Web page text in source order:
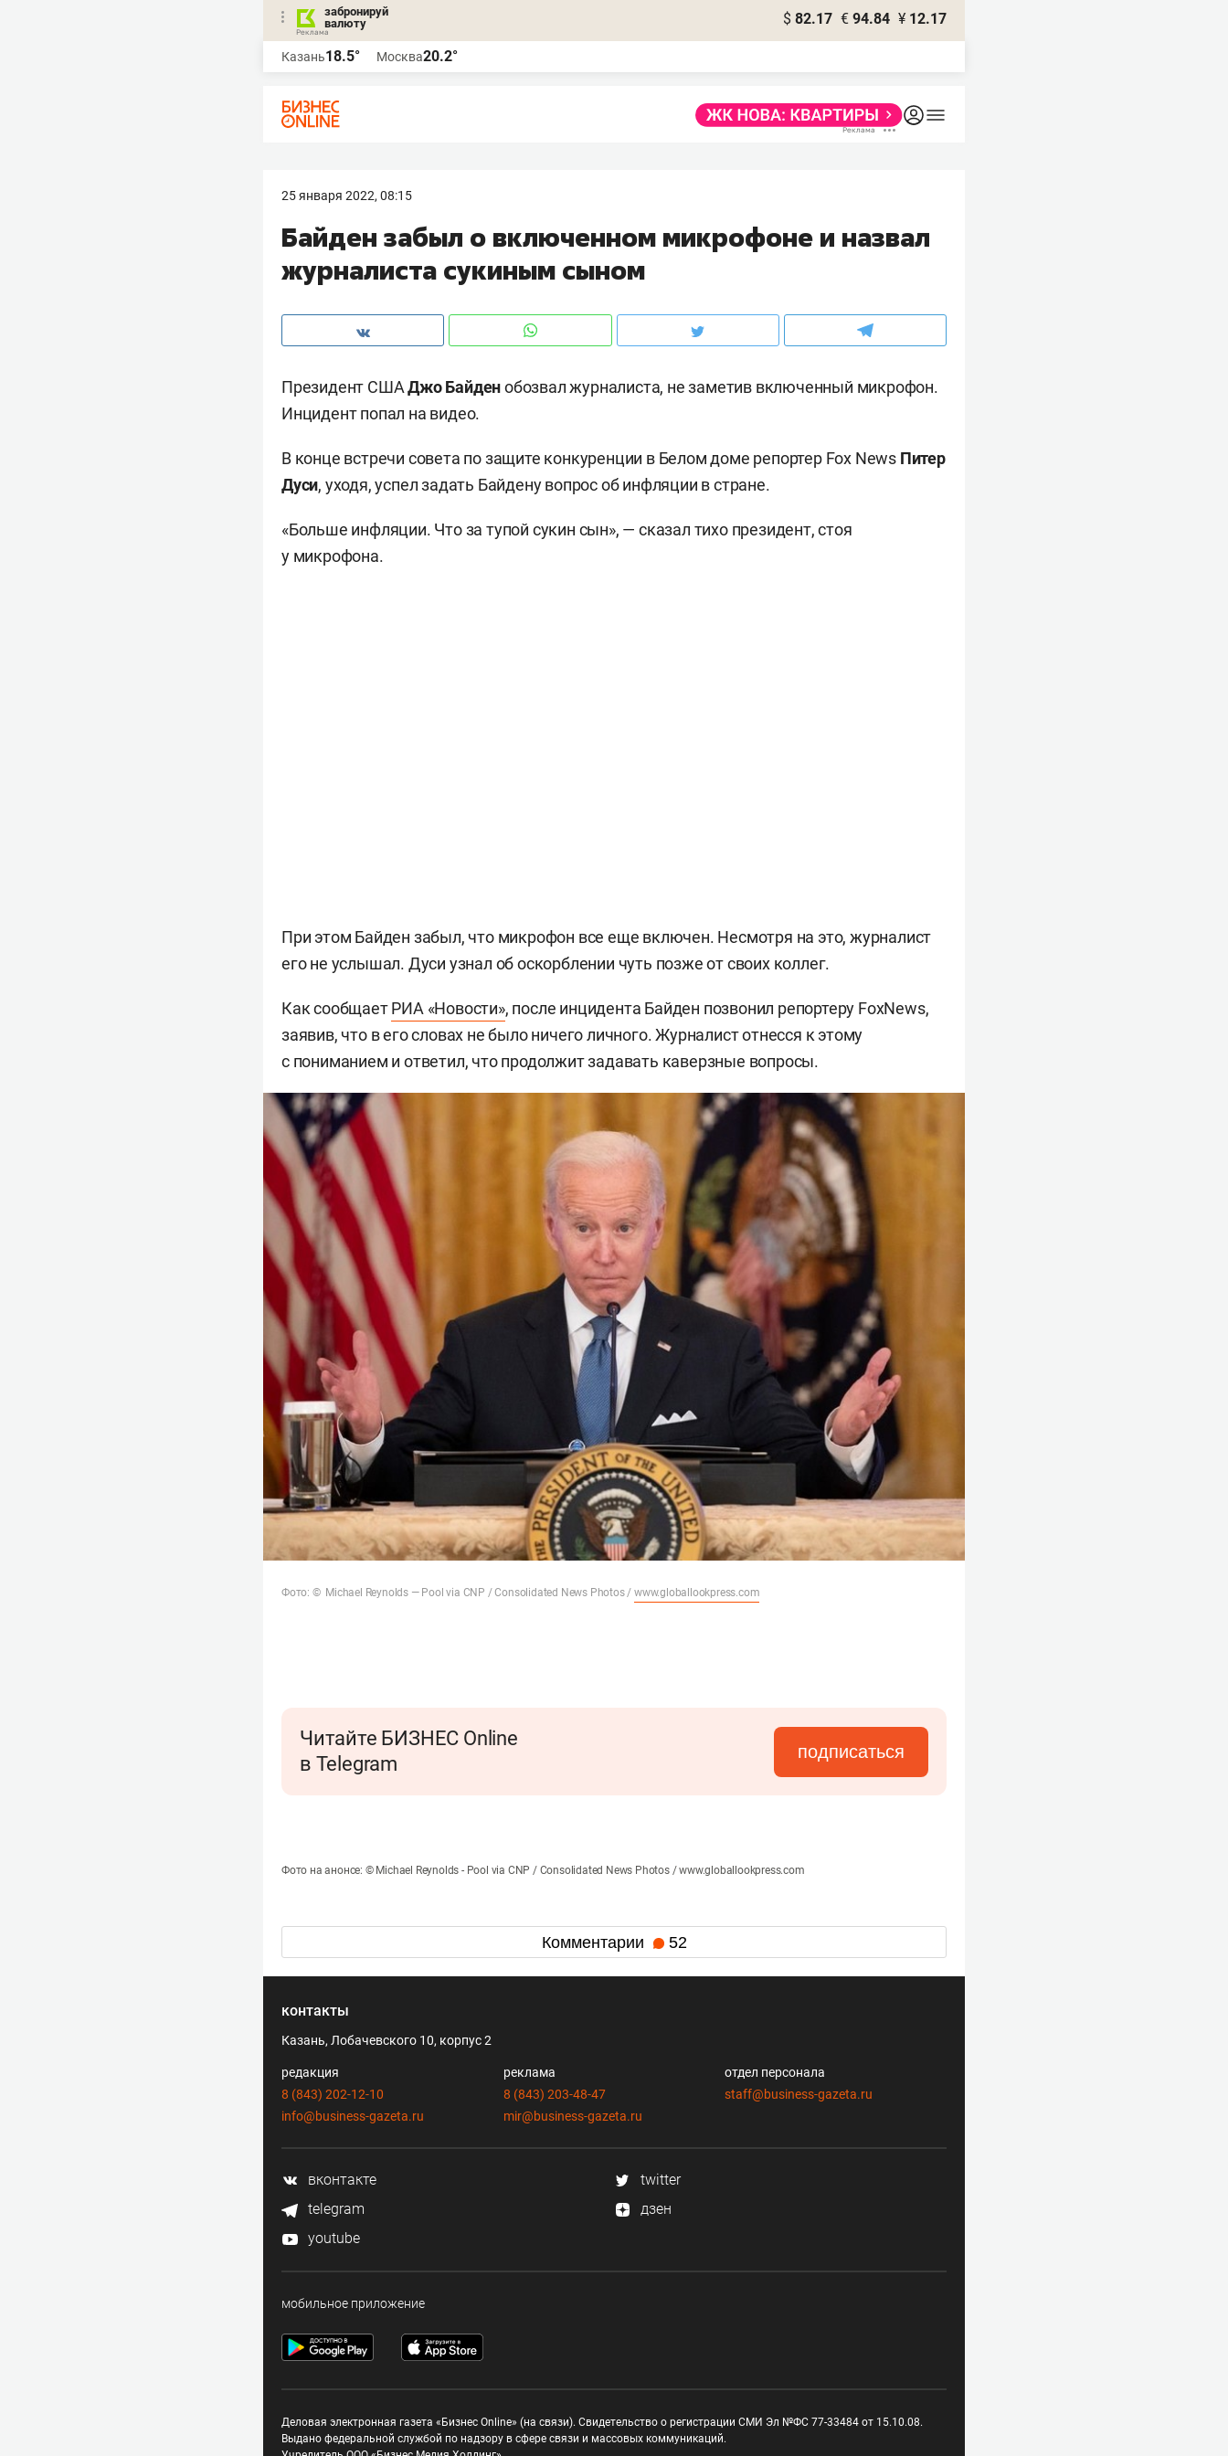
забронируй
валюту
$ 82.17 € 94.84 ¥ 12.17
Казань18.5° Москва20.2°
25 января 2022, 08:15
Байден забыл о включенном микрофоне и назвал
журналиста сукиным сыном
Президент СШАДжо Байденобозвал журналиста, не заметив включенный микрофон.
Инцидент попал на видео.
В конце встречи совета по защите конкуренции в Белом доме репортер Fox News Питер
Дуси, уходя, успел задать Байдену вопрос об инфляции в стране.
«Больше инфляции. Что за тупой сукин сын», — сказал тихо президент, стоя
у микрофона.
При этом Байден забыл, что микрофон все еще включен. Несмотря на это, журналист
его не услышал. Дуси узнал об оскорблении чуть позже от своих коллег.
Как сообщаетРИА «Новости», после инцидента Байден позвонил репортеру FoxNews,
заявив, что в его словах не было ничего личного. Журналист отнесся к этому
с пониманием и ответил, что продолжит задавать каверзные вопросы.
Фото: © Michael Reynolds — Pool via CNP / Consolidated News Photos / www.globallookpress.com
Читайте БИЗНЕС Online
в Telegram
подписаться
Фото на анонсе: © Michael Reynolds - Pool via CNP / Consolidated News Photos / www.globallookpress.com
Комментарии 52
контакты
Казань, Лобачевского 10, корпус 2
редакция
8 (843) 202-12-10
info@business-gazeta.ru
реклама
8 (843) 203-48-47
mir@business-gazeta.ru
отдел персонала
staff@business-gazeta.ru
вконтакте
twitter
telegram
дзен
youtube
мобильное приложение
Деловая электронная газета «Бизнес Online» (на связи). Свидетельство о регистрации СМИ Эл №ФС 77-33484 от 15.10.08.
Выдано федеральной службой по надзору в сфере связи и массовых коммуникаций.